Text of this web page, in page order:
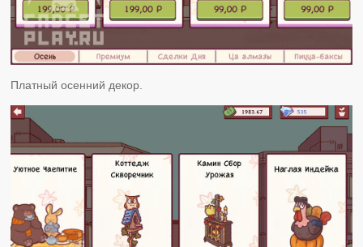
Платный осенний декор.